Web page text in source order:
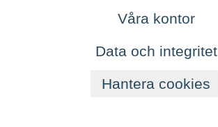
Våra kontor
Data och integritet
Hantera cookies